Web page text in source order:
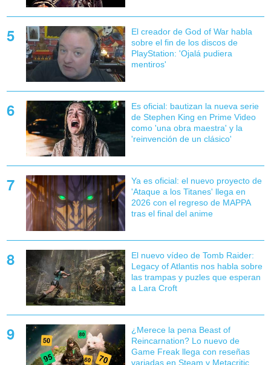
El creador de God of War habla
sobre el fin de los discos de
PlayStation: 'Ojalá pudiera
mentiros'
Es oficial: bautizan la nueva serie
de Stephen King en Prime Video
como 'una obra maestra' y la
'reinvención de un clásico'
Ya es oficial: el nuevo proyecto de
'Ataque a los Titanes' llega en
2026 con el regreso de MAPPA
tras el final del anime
El nuevo vídeo de Tomb Raider:
Legacy of Atlantis nos habla sobre
las trampas y puzles que esperan
a Lara Croft
¿Merece la pena Beast of
Reincarnation? Lo nuevo de
Game Freak llega con reseñas
variadas en Steam y Metacritic